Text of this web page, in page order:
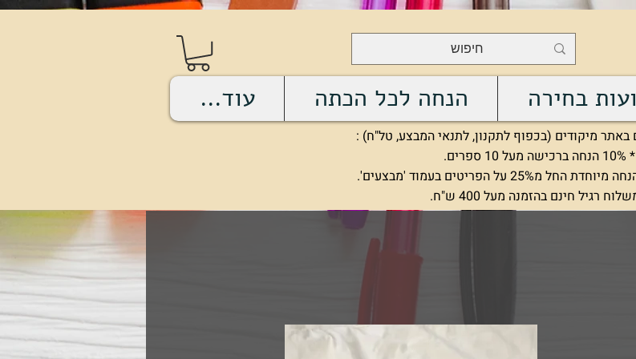
בחירה הנחה לכל הכתה עוד...
באתר מיקודים (בכפוף לתקנון, לתנאי המבצע, טל"ח) :
* 10% הנחה ברכישה מעל 10 ספרים.
מ25% על הפריטים בעמוד 'מבצעים'.
רגיל חינם בהזמנה מעל 400 ש"ח.